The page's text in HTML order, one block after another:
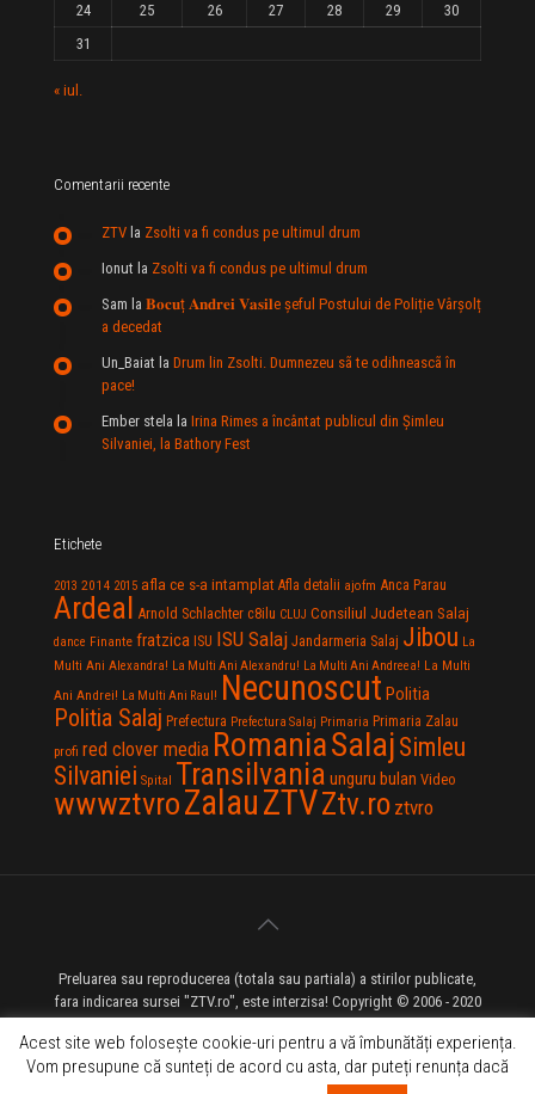
24
25 26 27 28 29
30
31
« iul.
Comentarii recente
ZTV la Zsolti va fi condus pe ultimul drum
Ionut la Zsolti va fi condus pe ultimul drum
Sam la 𝐁𝐨𝐜𝐮ț 𝐀𝐧𝐝𝐫𝐞𝐢 𝐕𝐚𝐬𝐢𝐥e şeful Postului de Poliție Vârșolț
a decedat
Un_Baiat la Drum lin Zsolti. Dumnezeu sã te odihneascã în
pace!
Ember stela la Irina Rimes a încântat publicul din Şimleu
Silvaniei, la Bathory Fest
Etichete
2013 2014 2015 afla ce s-a intamplat Afla detalii ajofm Anca Parau
Ardeal Arnold Schlachter c8ilu CLUJ Consiliul Judetean Salaj
dance Finante fratzica ISU ISU Salaj Jandarmeria Salaj Jibou La
Multi Ani Alexandra! La Multi Ani Alexandru! La Multi Ani Andreea! La Multi
Ani Andrei! La Multi Ani Raul! Necunoscut Politia
Politia Salaj Prefectura Prefectura Salaj Primaria Primaria Zalau
profi red clover media RomaniaSalaj Simleu
Silvaniei Spital Transilvania unguru bulan Video
wwwztvroZalauZTVZtv.ro ztvro
Preluarea sau reproducerea (totala sau partiala) a stirilor publicate,
fara indicarea sursei "ZTV.ro", este interzisa! Copyright © 2006 - 2020
Acest site web folosește cookie-uri pentru a vă îmbunătăți experiența.
Vom presupune că sunteți de acord cu asta, dar puteți renunța dacă